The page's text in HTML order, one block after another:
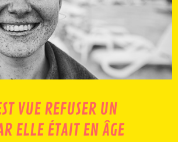
VUE REFUSER UN
ELLE ÉTAIT EN ÂGE